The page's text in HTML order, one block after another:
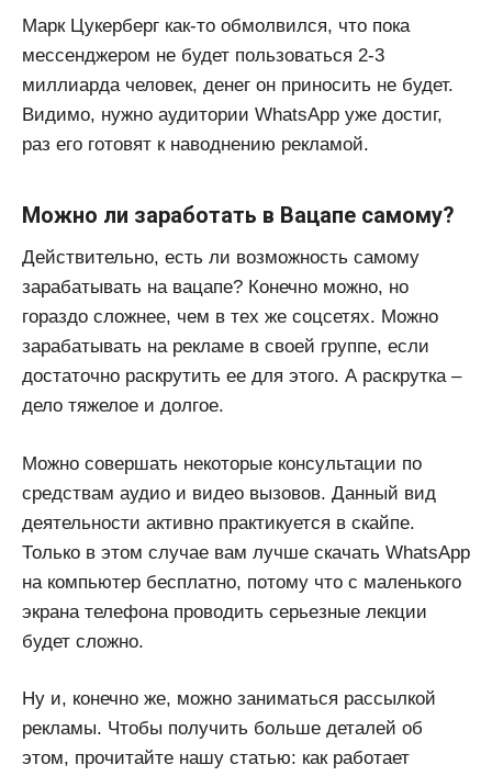
Марк Цукерберг как-то обмолвился, что пока
мессенджером не будет пользоваться 2-3
миллиарда человек, денег он приносить не будет.
Видимо, нужно аудитории WhatsApp уже достиг,
раз его готовят к наводнению рекламой.
Можно ли заработать в Вацапе самому?
Действительно, есть ли возможность самому
зарабатывать на вацапе? Конечно можно, но
гораздо сложнее, чем в тех же соцсетях. Можно
зарабатывать на рекламе в своей группе, если
достаточно раскрутить ее для этого. А раскрутка –
дело тяжелое и долгое.
Можно совершать некоторые консультации по
средствам аудио и видео вызовов. Данный вид
деятельности активно практикуется в скайпе.
Только в этом случае вам лучше скачать WhatsApp
на компьютер бесплатно, потому что с маленького
экрана телефона проводить серьезные лекции
будет сложно.
Ну и, конечно же, можно заниматься рассылкой
рекламы. Чтобы получить больше деталей об
этом, прочитайте нашу статью: как работает